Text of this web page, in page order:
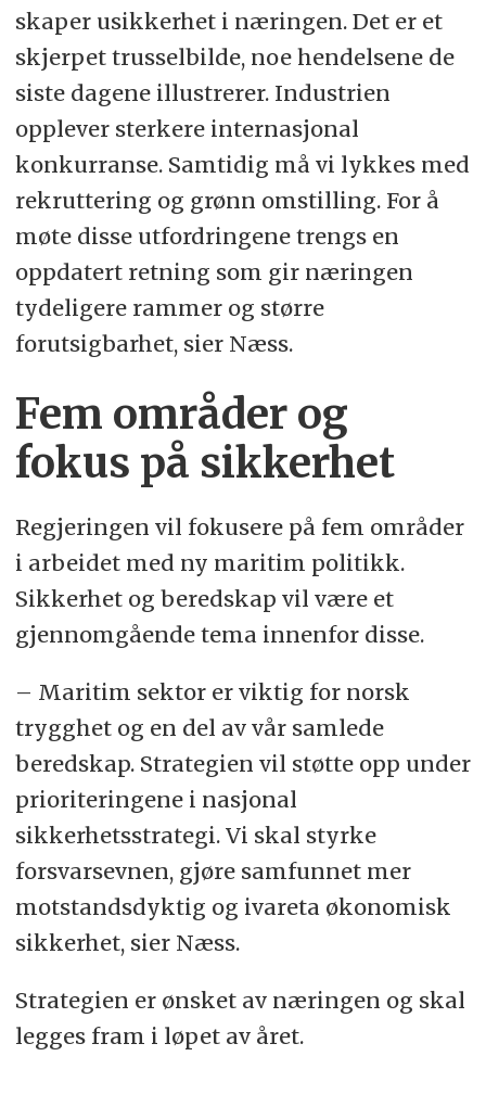
skaper usikkerhet i næringen. Det er et
skjerpet trusselbilde, noe hendelsene de
siste dagene illustrerer. Industrien
opplever sterkere internasjonal
konkurranse. Samtidig må vi lykkes med
rekruttering og grønn omstilling. For å
møte disse utfordringene trengs en
oppdatert retning som gir næringen
tydeligere rammer og større
forutsigbarhet, sier Næss.
Fem områder og
fokus på sikkerhet
Regjeringen vil fokusere på fem områder
i arbeidet med ny maritim politikk.
Sikkerhet og beredskap vil være et
gjennomgående tema innenfor disse.
– Maritim sektor er viktig for norsk
trygghet og en del av vår samlede
beredskap. Strategien vil støtte opp under
prioriteringene i nasjonal
sikkerhetsstrategi. Vi skal styrke
forsvarsevnen, gjøre samfunnet mer
motstandsdyktig og ivareta økonomisk
sikkerhet, sier Næss.
Strategien er ønsket av næringen og skal
legges fram i løpet av året.